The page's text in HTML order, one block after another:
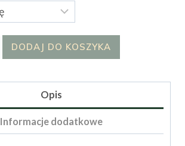
DODAJ DO KOSZYKA
Opis
Informacje dodatkowe